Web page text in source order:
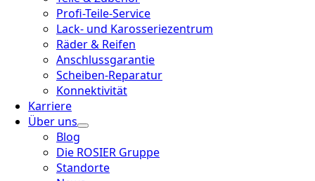
Profi-Teile-Service
Lack- und Karosseriezentrum
Räder & Reifen
Anschlussgarantie
Scheiben-Reparatur
Konnektivität
Karriere
Über uns
Blog
Die ROSIER Gruppe
Standorte